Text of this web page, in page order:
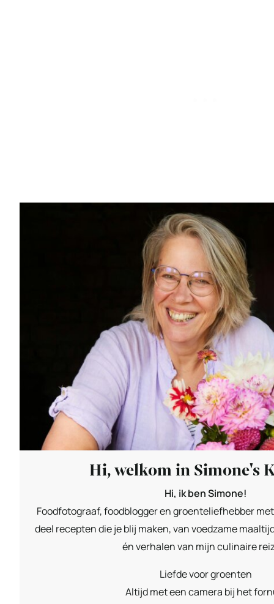
Hi, welkom in Simone's
Hi, ik ben Simone!
Foodfotograaf, foodblogger en groenteliefhebber
deel recepten die je blij maken, van voedzame
én verhalen van mijn culinaire
Liefde voor groenten
Altijd met een camera bij het